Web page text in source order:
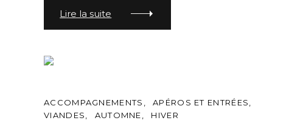
Lire la suite
C
A
T
ACCOMPAGNEMENTS
APÉROS ET ENTRÉES
VIANDES
AUTOMNE HIVER